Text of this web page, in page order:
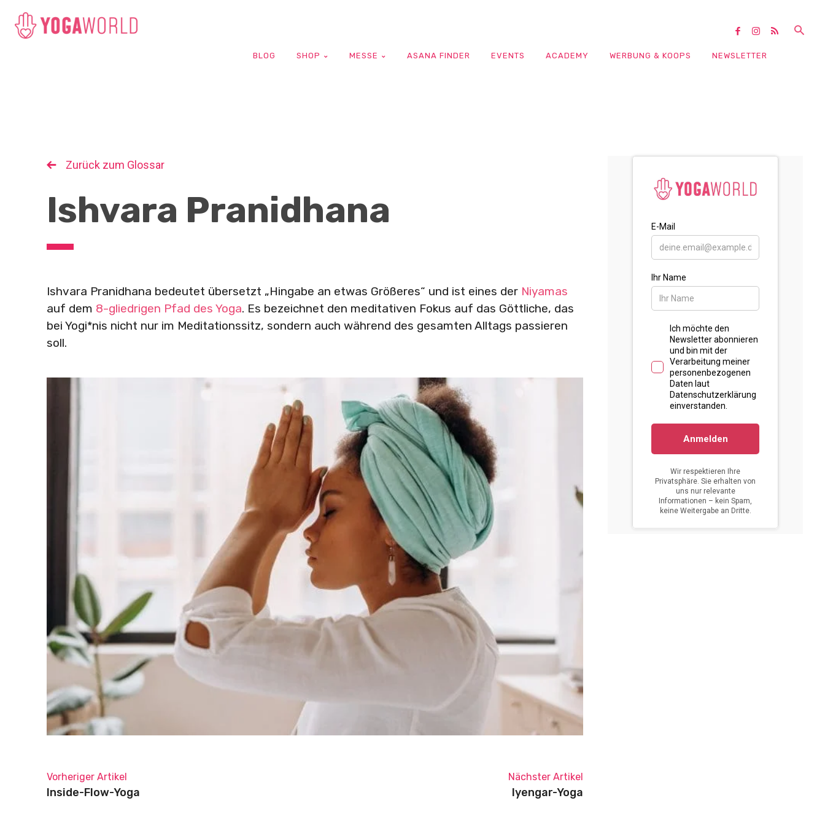
BLOG SHOP MESSE ASANA FINDER EVENTS ACADEMY WERBUNG & KOOPS NEWSLETTER
Zurück zum Glossar
Ishvara Pranidhana
Ishvara Pranidhana bedeutet übersetzt „Hingabe an etwas Größeres“ und ist eines der Niyamas
auf dem 8-gliedrigen Pfad des Yoga. Es bezeichnet den meditativen Fokus auf das Göttliche, das
bei Yogi*nis nicht nur im Meditationssitz, sondern auch während des gesamten Alltags passieren
soll.
Vorheriger Artikel
Inside-Flow-Yoga
Nächster Artikel
Iyengar-Yoga